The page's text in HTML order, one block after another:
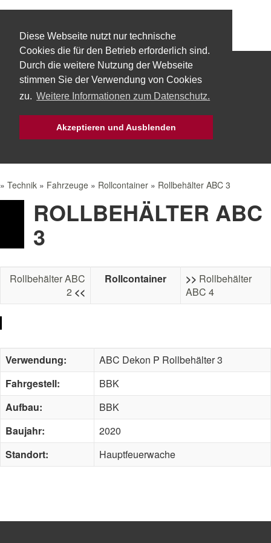
Diese Webseite nutzt nur technische
Cookies die für den Betrieb erforderlich sind.
Durch die weitere Nutzung der Webseite
stimmen Sie der Verwendung von Cookies
zu. Weitere Informationen zum Datenschutz.
Akzeptieren und Ausblenden
Start Über uns Fachbereiche
» Technik » Fahrzeuge » Rollcontainer » Rollbehälter ABC 3
ROLLBEHÄLTER ABC
3
Rollbehälter ABC
2 <<
Rollcontainer >> Rollbehälter
ABC 4
Verwendung:
ABC Dekon P Rollbehälter 3
Fahrgestell:
BBK
Aufbau:
BBK
Baujahr:
2020
Standort:
Hauptfeuerwache